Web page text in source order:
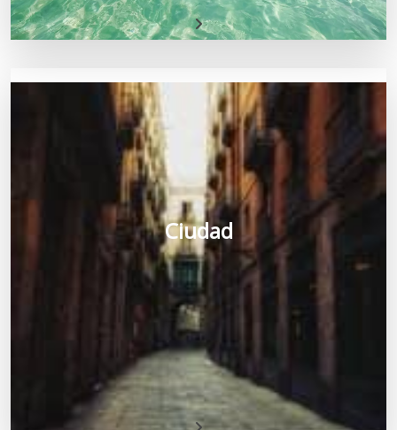
Ciudad
Ciudad
Las mejores capitales europeas
para disfrutar.